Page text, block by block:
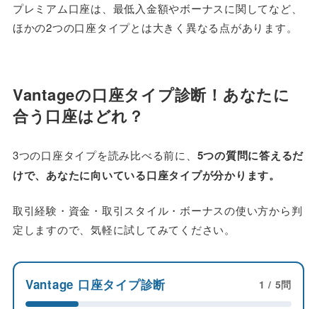
プレミアム口座は、最低入金額やボーナスに関してなど、
ほかの2つの口座タイプとは大きく異なる点があります。
Vantageの口座タイプ診断！あなたに
合う口座はどれ？
3つの口座タイプを読み比べる前に、 5つの質問に答えるだ
けで、あなたに向いている口座タイプが分かります。
取引経験・資金・取引スタイル・ボーナスの使い方から判
定しますので、気軽に試してみてください。
Vantage 口座タイプ診断 1 / 5問